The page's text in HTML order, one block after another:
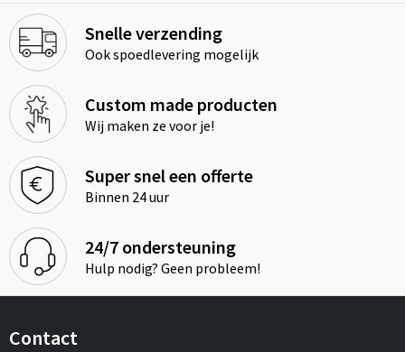
Snelle verzending
Ook spoedlevering mogelijk
Custom made producten
Wij maken ze voor je!
Super snel een offerte
Binnen 24 uur
24/7 ondersteuning
Hulp nodig? Geen probleem!
Contact